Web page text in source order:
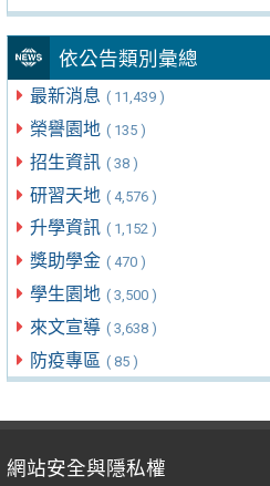
依公告類別彙總
最新消息 ( 11,439 )
榮譽園地 ( 135 )
招生資訊 ( 38 )
研習天地 ( 4,576 )
升學資訊 ( 1,152 )
獎助學金 ( 470 )
學生園地 ( 3,500 )
來文宣導 ( 3,638 )
防疫專區 ( 85 )
網站安全與隱私權